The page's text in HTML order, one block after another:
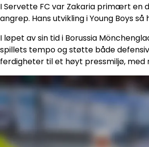
I Servette FC var Zakaria primært en
angrep. Hans utvikling i Young Boys
I løpet av sin tid i Borussia
spillets tempo og støtte både
ferdigheter til et høyt pressmiljø, med